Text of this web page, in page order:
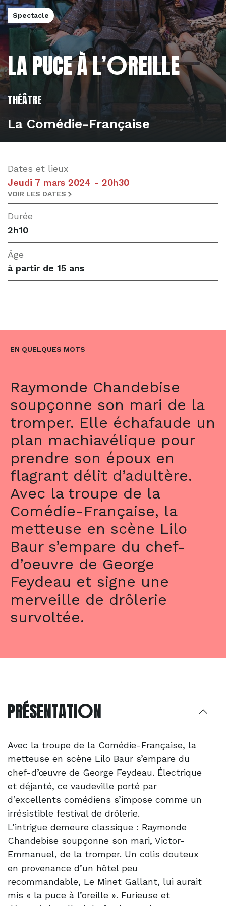
Spectacle
LA PUCE À L’OREILLE
THÉÂTRE
La Comédie-Française
Dates et lieux
Jeudi 7 mars 2024 - 20h30
VOIR LES DATES
Durée
2h10
Âge
à partir de 15 ans
EN QUELQUES MOTS
Raymonde Chandebise
soupçonne son mari de la
tromper. Elle échafaude un
plan machiavélique pour
prendre son époux en
flagrant délit d’adultère.
Avec la troupe de la
Comédie-Française, la
metteuse en scène Lilo
Baur s’empare du chef-
d’oeuvre de George
Feydeau et signe une
merveille de drôlerie
survoltée.
PRÉSENTATION
Avec la troupe de la Comédie-Française, la
metteuse en scène Lilo Baur s’empare du
chef-d’œuvre de George Feydeau. Électrique
et déjanté, ce vaudeville porté par
d’excellents comédiens s’impose comme un
irrésistible festival de drôlerie.
L’intrigue demeure classique : Raymonde
Chandebise soupçonne son mari, Victor-
Emmanuel, de la tromper. Un colis douteux
en provenance d’un hôtel peu
recommandable, Le Minet Gallant, lui aurait
mis « la puce à l’oreille ». Furieuse et
L'éditorial
L'actualité